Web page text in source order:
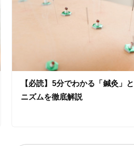
2 件
【必読】5分でわかる「鍼灸」
ニズムを徹底解説